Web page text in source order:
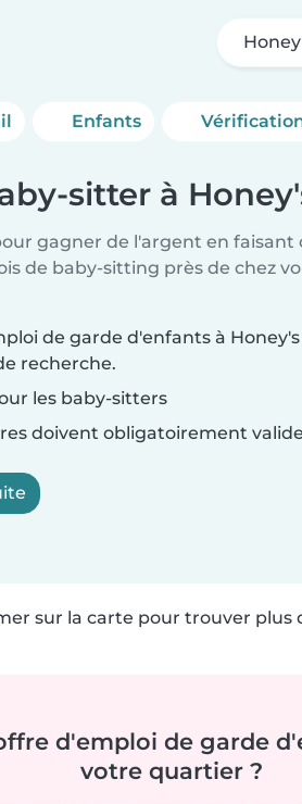
Enfants
sitter à
gagner de l'argent en faisant
de baby-sitting près de chez
de garde d'enfants à
recherche.
les baby-sitters
doivent obligatoirement
sur la carte pour trouver plus
d'emploi de garde
votre quartier ?